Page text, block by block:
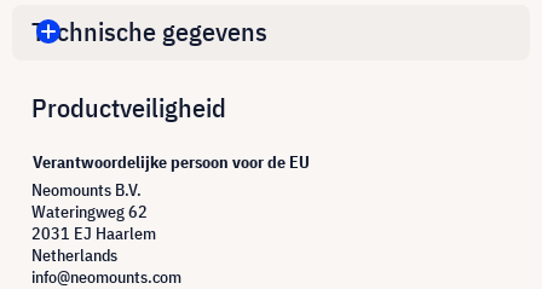
Technische gegevens
Productveiligheid
Verantwoordelijke persoon voor de EU
Neomounts B.V.
Wateringweg 62
2031 EJ Haarlem
Netherlands
info@neomounts.com